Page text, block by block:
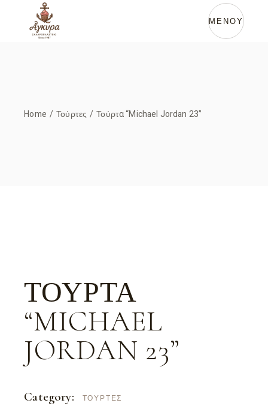
content
ΜΕΝΟΥ
Home Τούρτες Τούρτα “Michael Jordan 23”
ΤΟΎΡΤΑ
“MICHAEL
JORDAN 23”
Category: ΤΟΎΡΤΕΣ